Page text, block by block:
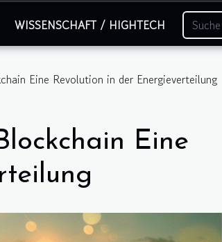
WISSENSCHAFT / HIGHTECH
Eine Revolution in der Energieverteilung
Eine